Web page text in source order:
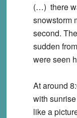
(…) there
snowstorm
second.
sudden
were seen
At around
with
like a